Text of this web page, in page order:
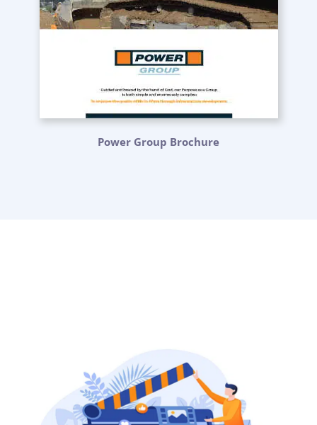
Power Group Brochure